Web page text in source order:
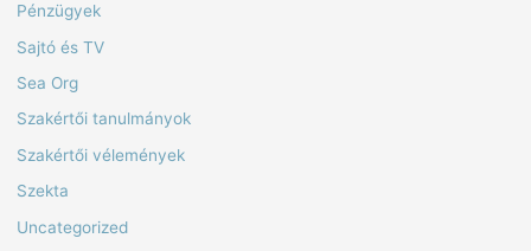
Pénzügyek
Sajtó és TV
Sea Org
Szakértői tanulmányok
Szakértői vélemények
Szekta
Uncategorized